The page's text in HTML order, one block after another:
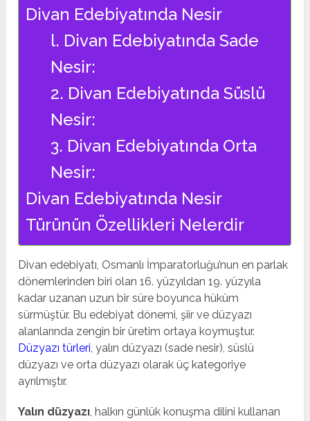
Divan Edebiyatında Nesir
l. Divan Edebiyatında Sade
Nesir:
2. Divan Edebiyatında Süslü
Nesir:
3. Divan Edebiyatında Orta
Nesir:
Divan Edebiyatında Nesir
Türünün Özellikleri Nelerdir
Divan edebiyatı, Osmanlı İmparatorluğu’nun en parlak
dönemlerinden biri olan 16. yüzyıldan 19. yüzyıla
kadar uzanan uzun bir süre boyunca hüküm
sürmüştür. Bu edebiyat dönemi, şiir ve düzyazı
alanlarında zengin bir üretim ortaya koymuştur.
Düzyazı türleri, yalın düzyazı (sade nesir), süslü
düzyazı ve orta düzyazı olarak üç kategoriye
ayrılmıştır.
Yalın düzyazı, halkın günlük konuşma dilini kullanan